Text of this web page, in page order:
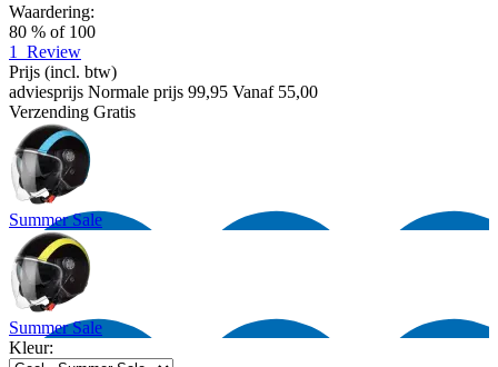
Waardering:
80 % of 100
1
Review
Prijs (incl. btw)
adviesprijs Normale prijs 99,95 Vanaf 55,00
Verzending Gratis
Summer Sale
Summer Sale
Kleur: